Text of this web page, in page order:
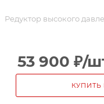
Редуктор высокого
53 900 ₽/
КУПИТЬ